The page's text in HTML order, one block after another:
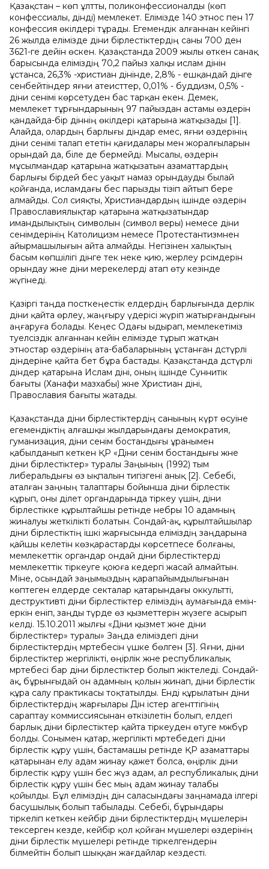
Қазақстан – көп ұлтты, поликонфессионалды (көп
конфессиалы, дінді) мемлекет. Елімізде 140 этнос пен 17
конфессия өкілдері тұрады. Егемендік алғаннан кейінгі
26 жылда елімізде діни бірлестіктердің саны 700 ден
3621-ге дейін өскен. Қазақстанда 2009 жылы өткен санақ
барысында еліміздің 70,2 пайыз халқы ислам дінін
ұстанса, 26,3% -христиан дінінде, 2,8% - ешқандай дінге
сенбейтіндер яғни атеисттер, 0,01% - буддизм, 0,5% -
діни сенімі көрсетуден бас тарқан екен. Демек,
мемлекет тұрғындарының 97 пайыздан астамы өздерін
қандайда-бір діннің өкілдері қатарына жатқызады [1].
Алайда, олардың барлығы діндар емес, яғни өздерінің
діни сенімі талап ететін қағидалары мен жоралғыларын
орындай да, біле де бермейді. Мысалы, өздерін
мұсылмандар қатарына жатқызатын азаматтардың
барлығы бірдей бес уақыт намаз орындауды былай
қойғанда, исламдағы бес парызды тізіп айтып бере
алмайды. Сол сияқты, Христиандардың ішінде өздерін
Православиялықтар қатарына жатқызатындар
имандылықтың символын (символ веры) немесе діни
сенімдерінің Католицизм немесе Протестантизмнен
айырмашылығын айта алмайды. Негізінен халықтың
басым көпшілігі дінге тек неке қию, жерлеу рәсімдерін
орындау және діни мерекелерді атап өту кезінде
жүгінеді.
Қазіргі таңда посткеңестік елдердің барлығында дерлік
діни қайта өрлеу, жаңғыру үдерісі жүріп жатырғандығын
аңғаруға болады. Кеңес Одағы ыдырап, мемлекетіміз
тәуелсіздік алғаннан кейін елімізде тұрып жатқан
этностар өздерінің ата-бабаларының ұстанған дәстүрлі
діндеріне қайта бет бұра бастады. Қазақстанда дәстүрлі
діндер қатарына Ислам діні, оның ішінде Суннитік
бағыты (Ханафи мазхабы) және Христиан діні,
Православия бағыты жатады.
Қазақстанда діни бірлестіктердің санының күрт өсуіне
егемендіктің алғашқы жылдарындағы демократия,
гуманизация, діни сенім бостандығы ұранымен
қабылданып кеткен ҚР «Діни сенім бостандығы және
діни бірлестіктер» туралы Заңының (1992) тым
либеральдығы өз ықпалын тигізгені анық [2]. Себебі,
аталған заңның талаптары бойынша діни бірлестік
құрып, оны әділет органдарында тіркеу үшін, діни
бірлестікке құрылтайшы ретінде небәры 10 адамның
жиналуы жеткілікті болатын. Сондай-ақ, құрылтайшылар
діни бірлестіктің ішкі жарғысында еліміздің заңдарына
қайшы келетін көзқарастарды көрсетпесе болғаны,
мемлекеттік органдар ондай діни бірлестіктерді
мемлекеттік тіркеуге қоюға кедергі жасай алмайтын.
Міне, осындай заңымыздың қарапайымдылығынан
көптеген елдерде секталар қатарындағы оккультті,
деструктивті діни бірлестіктер еліміздің аумағында емін-
еркін еніп, заңды түрде өз қызметтерін жүзеге асырып
келді. 15.10.2011 жылғы «Діни қызмет және діни
бірлестіктер» туралы» Заңда еліміздегі діни
бірлестіктердің мәртебесін үшке бөлген [3]. Яғни, діни
бірлестіктер жергілікті, өңірлік және республикалық
мәртебесі бар діни бірлестіктер болып жіктеледі. Сондай-
ақ, бұрынғыдай он адамның қолын жинап, діни бірлестік
құра салу практикасы тоқтатылды. Енді құрылатын діни
бірлестіктердің жарғылары Дін істер агенттігінің
сараптау коммиссиясынан өткізілетін болып, елдегі
барлық діни бірлестіктер қайта тіркеуден өтуге мәжбүр
болды. Сонымен қатар, жергілікті мәртебедегі діни
бірлестік құру үшін, бастамашы ретінде ҚР азаматтары
қатарынан елу адам жинау қажет болса, өңірлік діни
бірлестік құру үшін бес жүз адам, ал республикалық діни
бірлестік құру үшін бес мың адам жинау талабы
қойылды. Бұл еліміздің дін саласындағы заңнамада ілгері
басушылық болып табылады. Себебі, бұрындары
тіркеліп кеткен кейбір діни бірлестіктердің мүшелерін
тексерген кезде, кейбір қол қойған мүшелері өздерінің
діни бірлестік мүшелері ретінде тіркелгендерін
білмейтін болып шыққан жағдайлар кездесті.